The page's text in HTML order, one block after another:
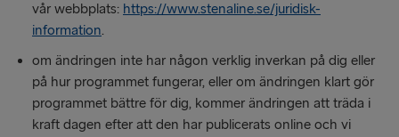
vår webbplats: https://www.stenaline.se/juridisk-
information.
om ändringen inte har någon verklig inverkan på dig eller
på hur programmet fungerar, eller om ändringen klart gör
programmet bättre för dig, kommer ändringen att träda i
kraft dagen efter att den har publicerats online och vi